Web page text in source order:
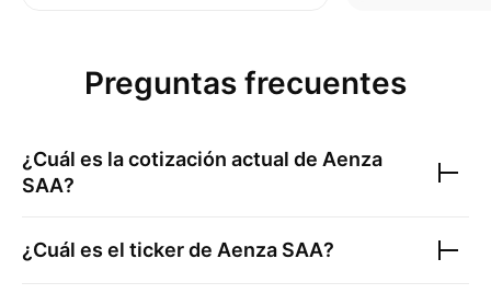
Preguntas frecuentes
¿Cuál es la cotización actual de Aenza
SAA?
¿Cuál es el ticker de Aenza SAA?